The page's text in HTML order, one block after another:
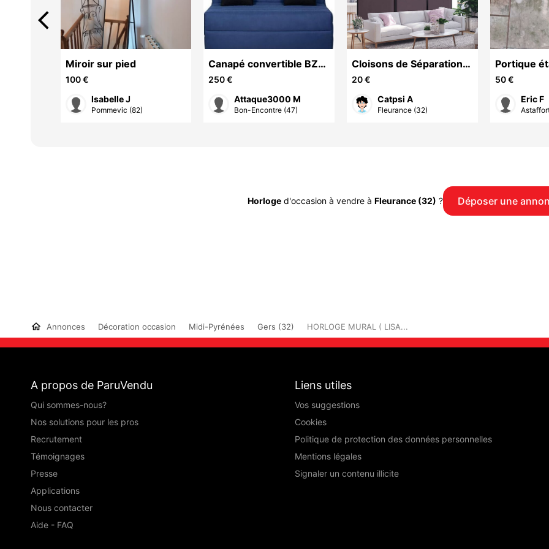
Miroir sur pied
100 €
Isabelle J
Pommevic (82)
Canapé convertible BZ
140
250 €
Attaque3000 M
Bon-Encontre (47)
Cloisons de Séparation
Amovibles
20 €
Catpsi A
Fleurance (32)
Portique
présentoir
50 €
Eric F
arrow_back_ios
Horloge d'occasion à vendre à Fleurance (32) ? Déposer une
Annonces Décoration occasion Midi-Pyrénées Gers (32) HORLOGE MURAL ( LISA...
A propos de ParuVendu
Qui sommes-nous?
Nos solutions pour les pros
Recrutement
Témoignages
Presse
Applications
Nous contacter
Aide - FAQ
Liens utiles
Vos suggestions
Cookies
Politique de protection des données personnelles
Mentions légales
Signaler un contenu illicite